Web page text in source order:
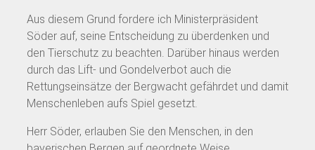
Aus diesem Grund fordere ich Ministerpräsident
Söder auf, seine Entscheidung zu überdenken und
den Tierschutz zu beachten. Darüber hinaus werden
durch das Lift- und Gondelverbot auch die
Rettungseinsätze der Bergwacht gefährdet und damit
Menschenleben aufs Spiel gesetzt.
Herr Söder, erlauben Sie den Menschen, in den